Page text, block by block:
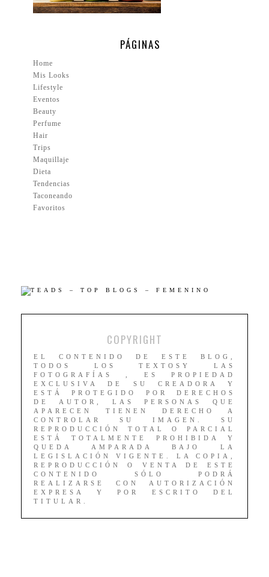
PÁGINAS
Home
Mis Looks
Lifestyle
Eventos
Beauty
Perfume
Hair
Trips
Maquillaje
Dieta
Tendencias
Taconeando
Favoritos
COPYRIGHT
EL CONTENIDO DE ESTE BLOG,
TODOS LOS TEXTOSY LAS
FOTOGRAFÍAS , ES PROPIEDAD
EXCLUSIVA DE SU CREADORA Y
ESTÁ PROTEGIDO POR DERECHOS
DE AUTOR, LAS PERSONAS QUE
APARECEN TIENEN DERECHO A
CONTROLAR SU IMAGEN. SU
REPRODUCCIÓN TOTAL O PARCIAL
ESTÁ TOTALMENTE PROHIBIDA Y
QUEDA AMPARADA BAJO LA
LEGISLACIÓN VIGENTE. LA COPIA,
REPRODUCCIÓN O VENTA DE ESTE
CONTENIDO SÓLO PODRÁ
REALIZARSE CON AUTORIZACIÓN
EXPRESA Y POR ESCRITO DEL
TITULAR.